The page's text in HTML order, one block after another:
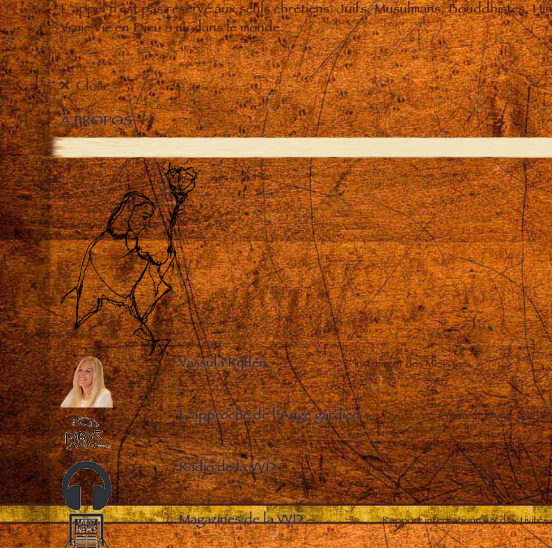
L'appel n'est pas réservé aux seuls chrétiens. Juifs, Musulmans, Bouddhistes,
Vraie Vie en Dieu a eu dans le monde.
Close
À PROPOS
Vassula Rydén– L’instrument des Messages
L’approche de l’Ange gardien– Comment l’Ange
Radio de la VVD– Enregistrement des Messages
Magazines de la VVD– Rapport internationnaux d’activités